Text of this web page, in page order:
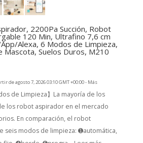
2200Pa Succión, Robot
120 Min, Ultrafino 7,6 cm
Alexa, 6 Modos de Limpieza,
Mascota, Suelos Duros, M210
de agosto 7, 2026 03:10 GMT +00:00 - Más
de Limpieza】La mayoría de los
los robot aspirador en el mercado
En comparación, el robot
seis modos de limpieza: ➊automática,